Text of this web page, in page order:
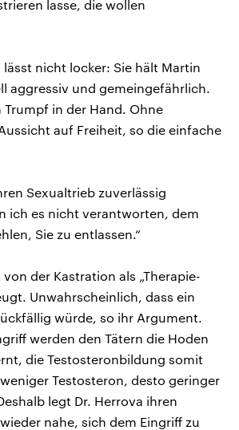
lasse, die wollen
lässt nicht locker: Sie hält Martin
aggressiv und gemeingefährlich.
Trumpf in der Hand. Ohne
auf Freiheit, so die einfache
Sexualtrieb zuverlässig
ich es nicht verantworten, dem
Sie zu entlassen.“
der Kastration als „Therapie-
Unwahrscheinlich, dass ein
würde, so ihr Argument.
werden den Tätern die Hoden
die Testosteronbildung somit
Testosteron, desto geringer
legt Dr. Herrova ihren
nahe, sich dem Eingriff zu